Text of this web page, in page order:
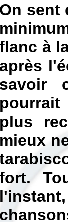
On sent
flanc à
après
savoir
plus
mieux
fort.